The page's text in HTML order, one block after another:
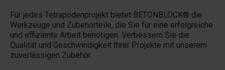
Für jedes Tetrapodenprojekt bietet BETONBLOCK® die
Werkzeuge und Zubehörteile, die Sie für eine erfolgreiche
und effiziente Arbeit benötigen. Verbessern Sie die
Qualität und Geschwindigkeit Ihrer Projekte mit unserem
zuverlässigen Zubehör.